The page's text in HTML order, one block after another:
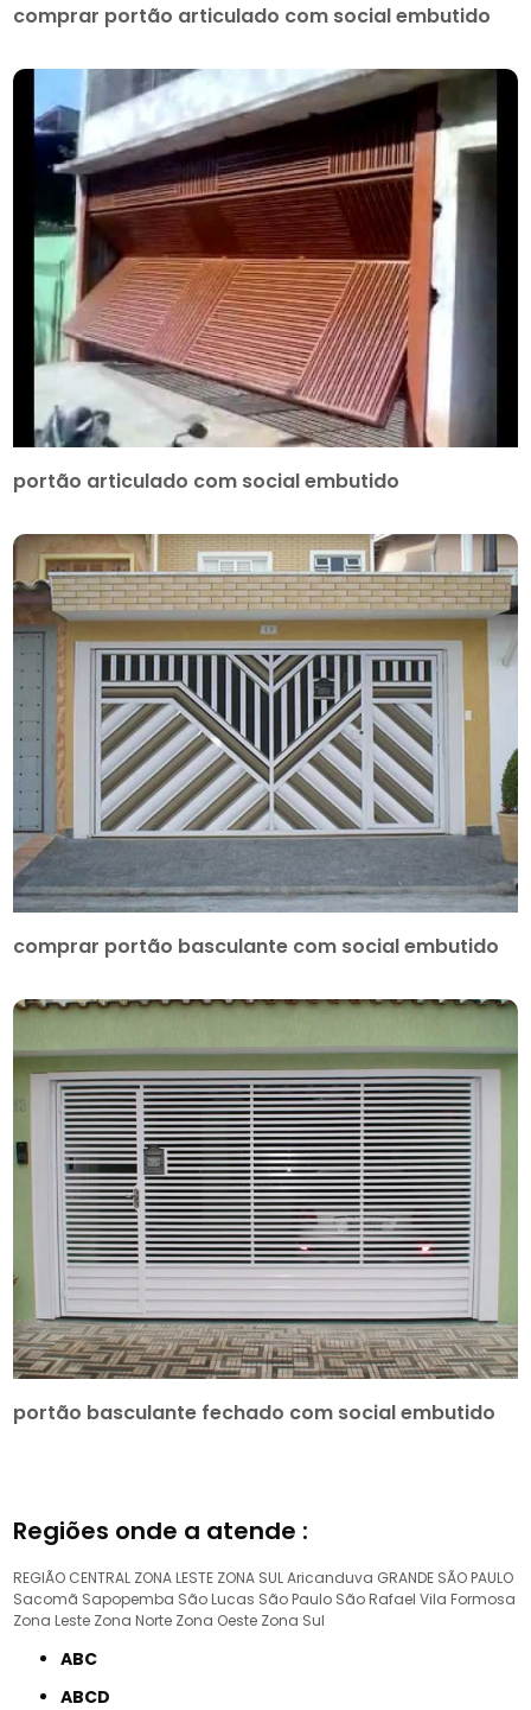
comprar portão articulado com social embutido
portão articulado com social embutido
comprar portão basculante com social embutido
portão basculante fechado com social embutido
Regiões onde a atende :
REGIÃO CENTRAL ZONA LESTE ZONA SULAricanduva GRANDE SÃO PAULO
Sacomã Sapopemba São Lucas São Paulo São Rafael Vila Formosa
Zona Leste Zona Norte Zona Oeste Zona Sul
ABC
ABCD